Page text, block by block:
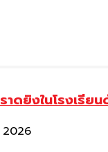
ดยิงในโรงเรีย
2026